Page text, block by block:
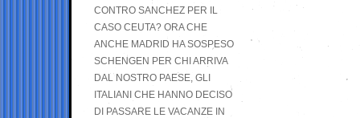
CONTRO SANCHEZ PER IL
CASO CEUTA? ORA CHE
ANCHE MADRID HA SOSPESO
SCHENGEN PER CHI ARRIVA
DAL NOSTRO PAESE, GLI
ITALIANI CHE HANNO DECISO
DI PASSARE LE VACANZE IN